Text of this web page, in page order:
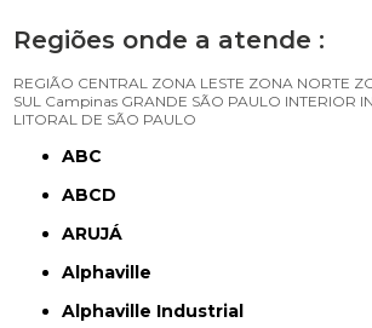
Regiões onde a atende :
REGIÃO CENTRAL ZONA LESTE ZONA NORTE
SUL Campinas GRANDE SÃO PAULO INTERIOR
LITORAL DE SÃO PAULO
ABC
ABCD
ARUJÁ
Alphaville
Alphaville Industrial